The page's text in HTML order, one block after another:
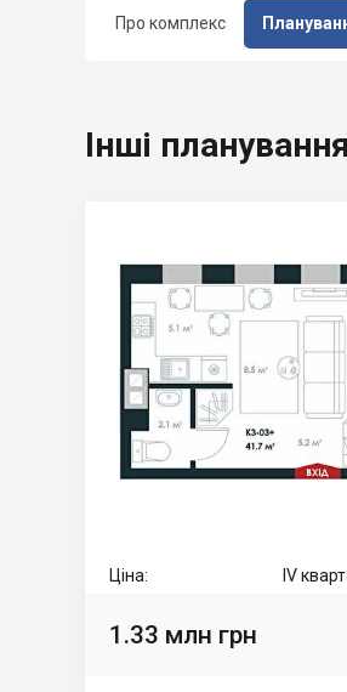
Про комплекс
Інші
Ціна: IV
1.33 млн грн